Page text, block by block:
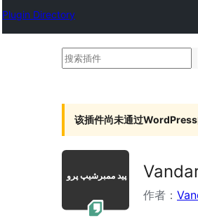
Plugin Directory
搜
该插件尚未通过
作者：